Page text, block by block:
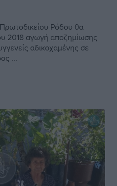
Ρόδου θα
2018 αγωγή αποζημίωσης
αδικοχαμένης σε
...